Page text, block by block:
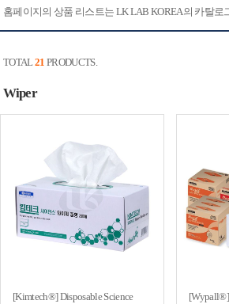
홈페이지의 상품 리스트는 LK LAB KOREA의 카탈
TOTAL 21 PRODUCTS.
Wiper
[Kimtech®] Disposable Science
[Wypall®]